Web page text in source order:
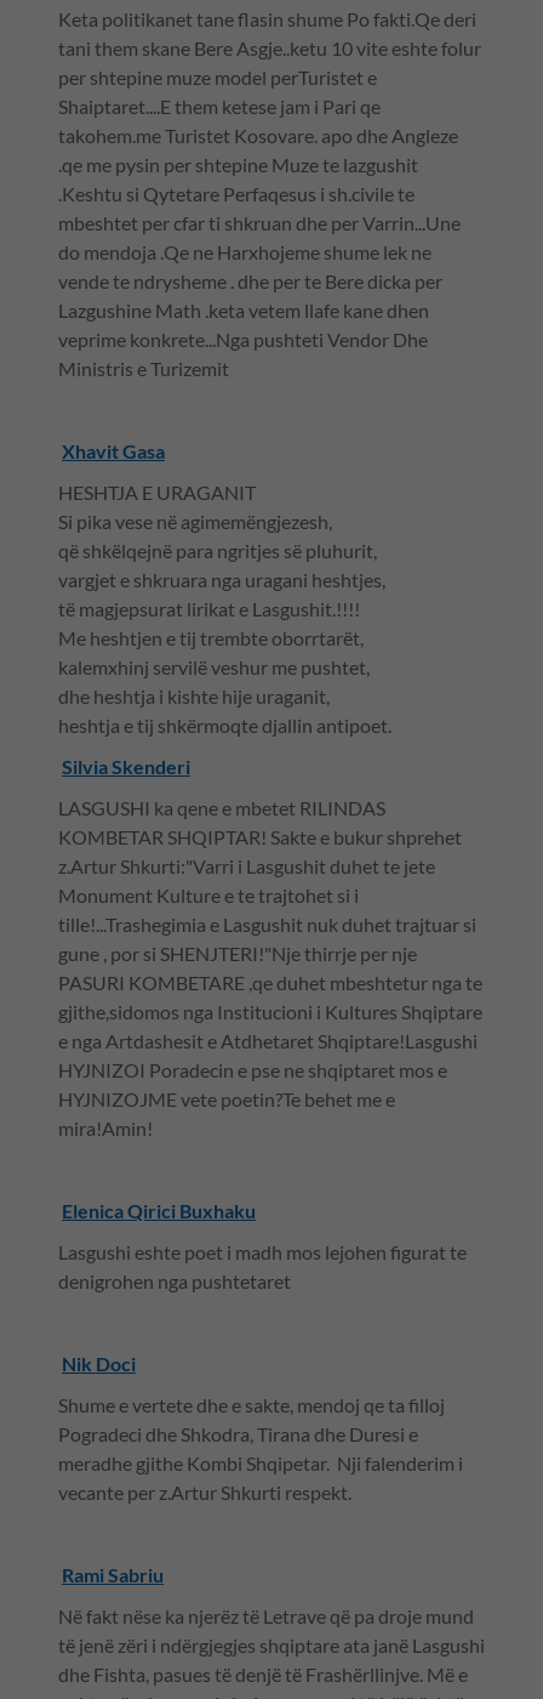
Keta politikanet tane flasin shume Po fakti.Qe deri
tani them skane Bere Asgje..ketu 10 vite eshte folur
per shtepine muze model perTuristet e
Shaiptaret....E them ketese jam i Pari qe
takohem.me Turistet Kosovare. apo dhe Angleze
.qe me pysin per shtepine Muze te lazgushit
.Keshtu si Qytetare Perfaqesus i sh.civile te
mbeshtet per cfar ti shkruan dhe per Varrin...Une
do mendoja .Qe ne Harxhojeme shume lek ne
vende te ndrysheme . dhe per te Bere dicka per
Lazgushine Math .keta vetem llafe kane dhen
veprime konkrete...Nga pushteti Vendor Dhe
Ministris e Turizemit
Xhavit Gasa
HESHTJA E URAGANIT
Si pika vese në agimemëngjezesh,
që shkëlqejnë para ngritjes së pluhurit,
vargjet e shkruara nga uragani heshtjes,
të magjepsurat lirikat e Lasgushit.!!!!
Me heshtjen e tij trembte oborrtarët,
kalemxhinj servilë veshur me pushtet,
dhe heshtja i kishte hije uraganit,
heshtja e tij shkërmoqte djallin antipoet.
Silvia Skenderi
LASGUSHI ka qene e mbetet RILINDAS
KOMBETAR SHQIPTAR! Sakte e bukur shprehet
z.Artur Shkurti:"Varri i Lasgushit duhet te jete
Monument Kulture e te trajtohet si i
tille!...Trashegimia e Lasgushit nuk duhet trajtuar si
gune , por si SHENJTERI!"Nje thirrje per nje
PASURI KOMBETARE ,qe duhet mbeshtetur nga te
gjithe,sidomos nga Institucioni i Kultures Shqiptare
e nga Artdashesit e Atdhetaret Shqiptare!Lasgushi
HYJNIZOI Poradecin e pse ne shqiptaret mos e
HYJNIZOJME vete poetin?Te behet me e
mira!Amin!
Elenica Qirici Buxhaku
Lasgushi eshte poet i madh mos lejohen figurat te
denigrohen nga pushtetaret
Nik Doci
Shume e vertete dhe e sakte, mendoj qe ta filloj
Pogradeci dhe Shkodra, Tirana dhe Duresi e
meradhe gjithe Kombi Shqipetar. Nji falenderim i
vecante per z.Artur Shkurti respekt.
Rami Sabriu
Në fakt nëse ka njerëz të Letrave që pa droje mund
të jenë zëri i ndërgjegjes shqiptare ata janë Lasgushi
dhe Fishta, pasues të denjë të Frashërllinjve. Më e